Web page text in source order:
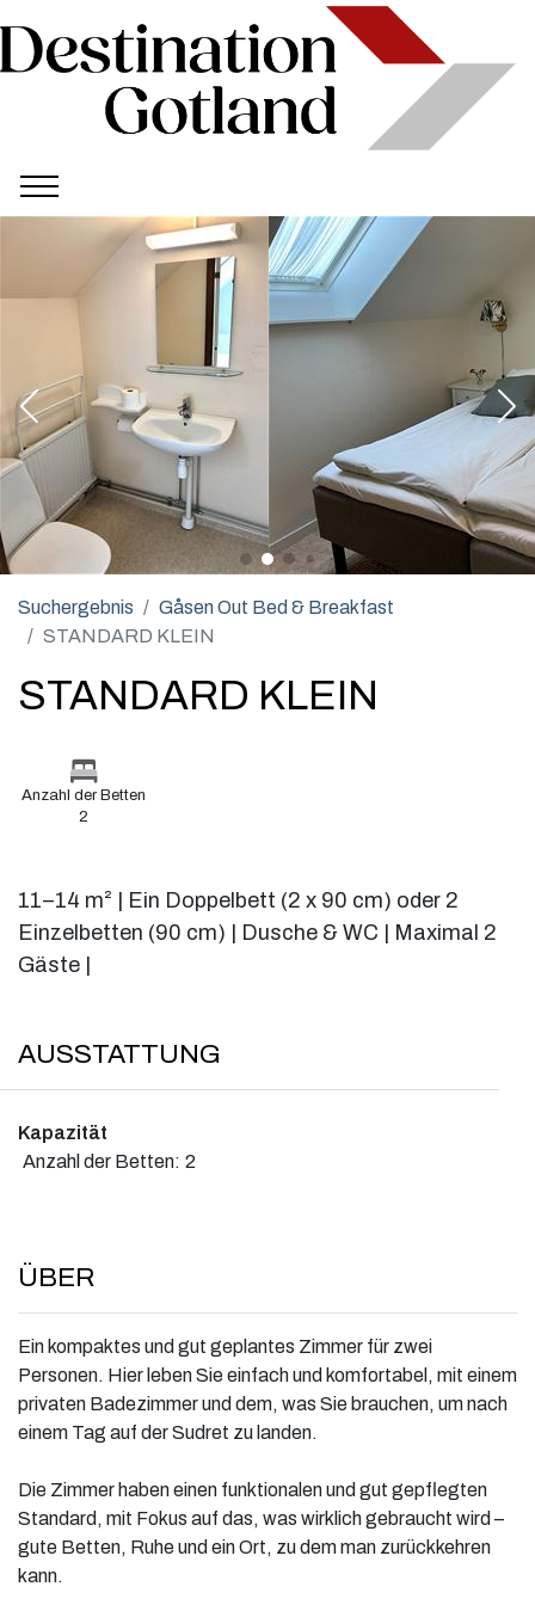
Suchergebnis
Gåsen Out Bed & Breakfast
STANDARD KLEIN
STANDARD KLEIN
Anzahl der Betten
2
11–14 m² | Ein Doppelbett (2 x 90 cm) oder 2
Einzelbetten (90 cm) | Dusche & WC | Maximal 2
Gäste |
AUSSTATTUNG
Kapazität
Anzahl der Betten: 2
ÜBER
Ein kompaktes und gut geplantes Zimmer für zwei
Personen. Hier leben Sie einfach und komfortabel, mit einem
privaten Badezimmer und dem, was Sie brauchen, um nach
einem Tag auf der Sudret zu landen.
Die Zimmer haben einen funktionalen und gut gepflegten
Standard, mit Fokus auf das, was wirklich gebraucht wird –
gute Betten, Ruhe und ein Ort, zu dem man zurückkehren
kann.